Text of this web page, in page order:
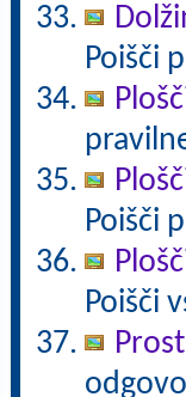
Poišči
Poišči
Poišči